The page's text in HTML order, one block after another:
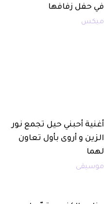
في حفل زفافها
ميكس
أغنية أحبني حيل تجمع نور
الزين و أروى بأول تعاون
لهما
موسيقى